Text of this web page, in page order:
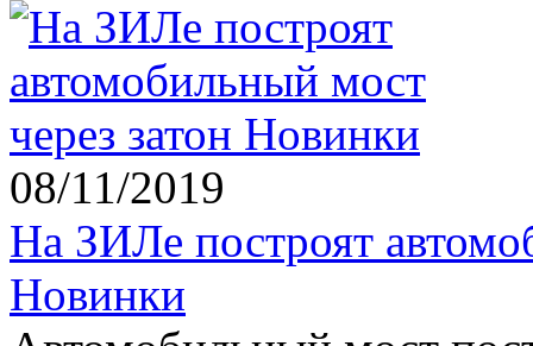
08/11/2019
На ЗИЛе построят
Новинки